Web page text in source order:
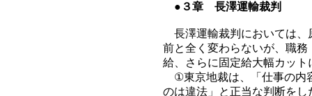
●３章 長澤運輸裁判
長澤運輸裁判においては、
前と全く変わらないが、職
給、さらに固定給大幅カッ
①東京地裁は、「仕事の内
のは違法」と正当な判断を